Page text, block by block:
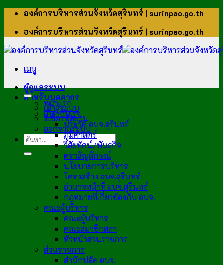
ข้าม
เนื้อหา
องค์การบริหารส่วนจังหวัดสุรินทร์ | surinpao.go.th
องค์การบริหารส่วนจังหวัดสุรินทร์ | surinpao.go.th
เมนู
ผู้ดูแลระบบ
สำหรับบุคลากร
เข้าสู่ระบบ
รีเซ็ตรหัสผ่าน
ออกจากระบบ
หน้าแรก
เกี่ยวกับเรา
ประวัติ อบจ.สุรินทร์
ภูมิศาสตร์
วิสัยทัศน์/พันธกิจ
ตราสัญลักษณ์
นโยบายการบริหาร
โครงสร้าง อบจ.สุรินทร์
อำนาจหน้าที่ อบจ.สุรินทร์
กฎหมายที่เกี่ยวข้องกับ อบจ.
คณะผู้บริหาร
คณะผู้บริหาร
คณะสมาชิกสภา
หัวหน้าส่วนราชการ
ส่วนราชการ
สำนักปลัด อบจ.